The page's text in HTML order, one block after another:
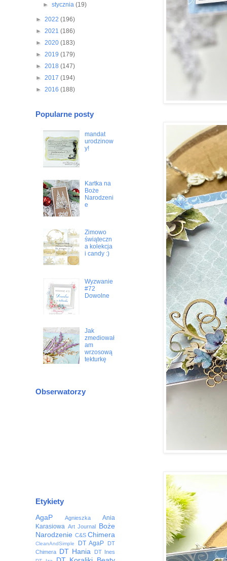
►stycznia(19)
► 2022 (196)
► 2021 (186)
► 2020 (183)
► 2019 (179)
► 2018 (147)
► 2017 (194)
► 2016 (188)
Popularne posty
mandat
urodzinow
y!
Kartka na
Boże
Narodzeni
e
Zimowo
świąteczn
a kolekcja
i candy :)
Wyzwanie
#72
Dowolne
Jak
zmediował
am
wrzosową
tekturkę
Obserwatorzy
Etykiety
AgaP Agnieszka
Ania
Karasiowa Art Journal
Boże
Narodzenie C&S Chimera
CleanAndSimple DT AgaP
DT
Chimera DT Hania DT Ines